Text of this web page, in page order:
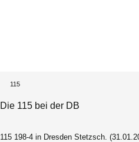
115
Die 115 bei der DB
115 198-4 in Dresden Stetzsch.